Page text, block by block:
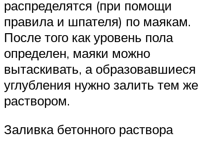
распределятся (при помощи
правила и шпателя) по маякам.
После того как уровень пола
определен, маяки можно
вытаскивать, а образовавшиеся
углубления нужно залить тем же
раствором.
Заливка бетонного раствора